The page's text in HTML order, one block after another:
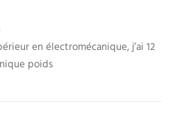
en électromécanique, j’ai 12
poids